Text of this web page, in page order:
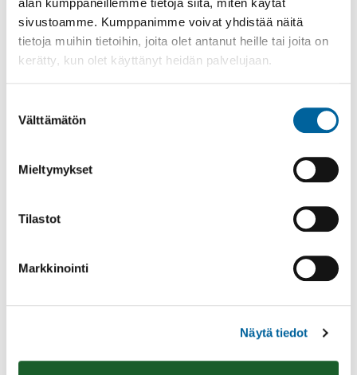
alan kumppaneillemme tietoja siitä, miten käytät
sivustoamme. Kumppanimme voivat yhdistää näitä
tietoja muihin tietoihin, joita olet antanut heille tai joita on
kerätty, kun olet käyttänyt heidän palvelujaan.
valinta
Välttämätön
Mieltymykset
Tilastot
Markkinointi
Näytä tiedot
Poistomyynti kirjaston aukioloaikana